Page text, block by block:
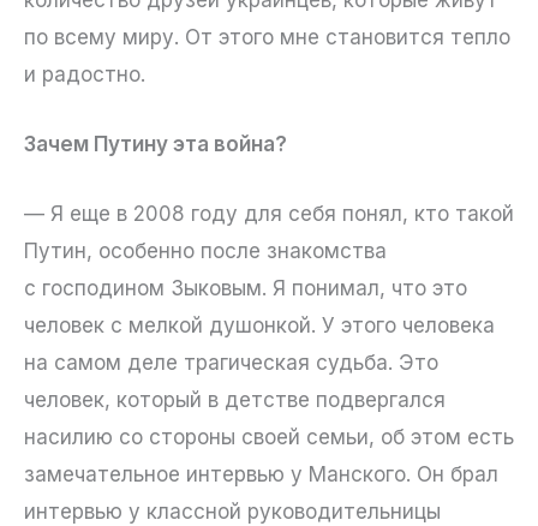
по всему миру. От этого мне становится тепло
и радостно.
Зачем Путину эта война?
— Я еще в 2008 году для себя понял, кто такой
Путин, особенно после знакомства
с господином Зыковым. Я понимал, что это
человек с мелкой душонкой. У этого человека
на самом деле трагическая судьба. Это
человек, который в детстве подвергался
насилию со стороны своей семьи, об этом есть
замечательное интервью у Манского. Он брал
интервью у классной руководительницы